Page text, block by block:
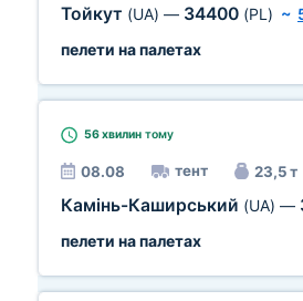
Тойкут (UA) — 34400 (PL) ~
пелети на палетах
56 хвилин тому
08.08 тент 23,5 т
Камінь-Каширський (UA) —
пелети на палетах